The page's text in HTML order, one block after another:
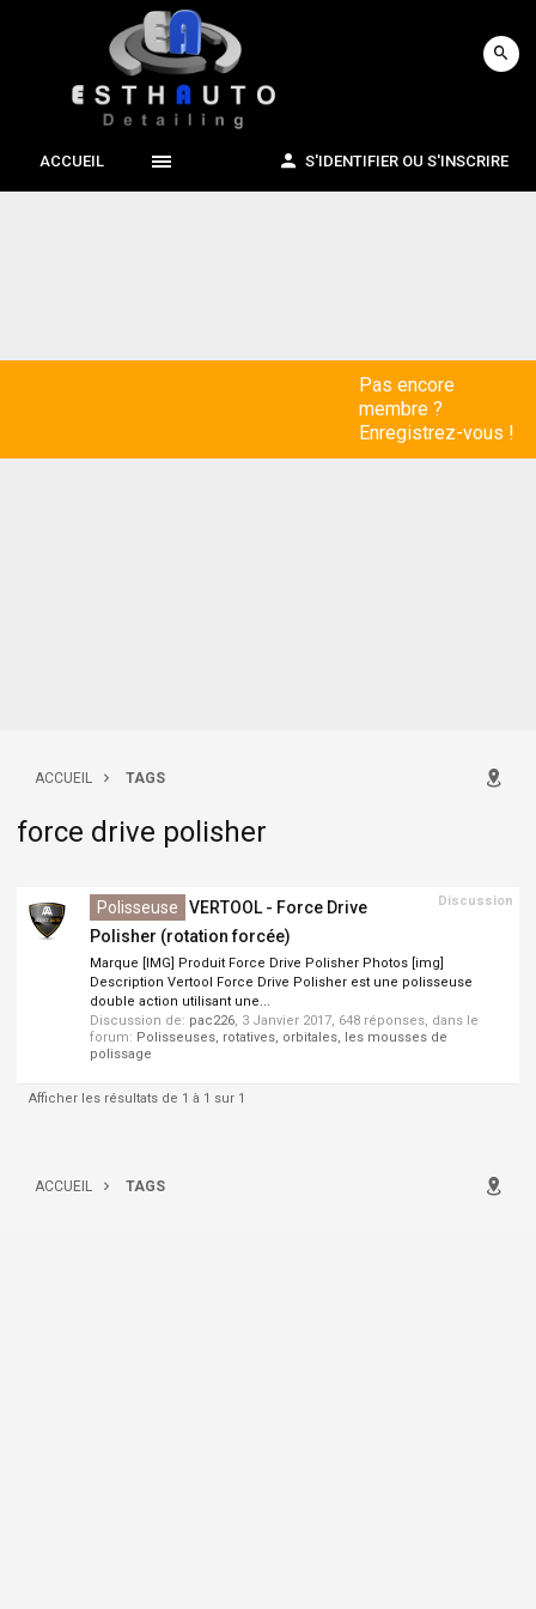
ACCUEIL TAGS
force drive polisher
Discussion
Polisseuse
VERTOOL - Force Drive
Polisher (rotation forcée)
Marque [IMG] Produit Force Drive Polisher Photos [img]
Description Vertool Force Drive Polisher est une polisseuse
double action utilisant une...
Discussion de: pac226, 3 Janvier 2017, 648 réponses, dans le
forum: Polisseuses, rotatives, orbitales, les mousses de
polissage
Afficher les résultats de 1 à 1 sur 1
ACCUEIL TAGS
ACCUEIL S'IDENTIFIER OU S'INSCRIRE
Pas encore
membre ?
Enregistrez-vous !